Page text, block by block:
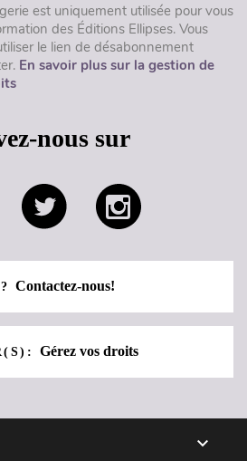
est uniquement utilisée pour vous
des Éditions Ellipses. Vous
le lien de désabonnement
En savoir plus sur la gestion de
nous sur
Contactez-nous!
Gérez vos droits
